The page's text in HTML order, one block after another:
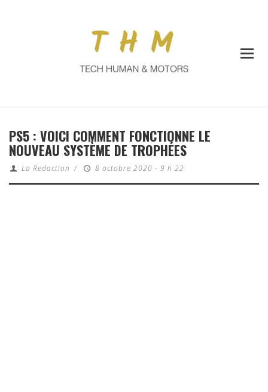
PS5 : VOICI COMMENT FONCTIONNE LE
NOUVEAU SYSTÈME DE TROPHÉES
La Redaction / 8 octobre 2020 - 9 h 22